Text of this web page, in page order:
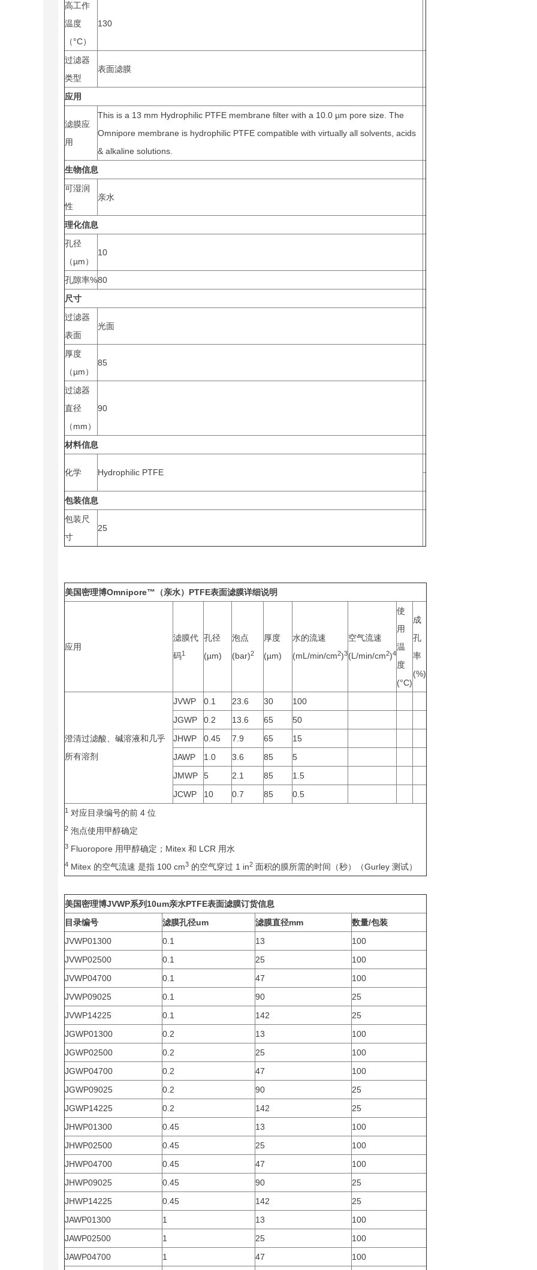
高工作
温度
（°C）
130
过滤器
类型
表面滤膜
应用
滤膜应
用
This is a 13 mm Hydrophilic PTFE membrane filter with a 10.0 µm pore size. The
Omnipore membrane is hydrophilic PTFE compatible with virtually all solvents, acids
& alkaline solutions.
生物信息
可湿润
性
亲水
理化信息
孔径
（µm）
10
孔隙率%80
尺寸
过滤器
表面
光面
厚度
（µm）
85
过滤器
直径
（mm）
90
材料信息
化学 Hydrophilic PTFE
包装信息
包装尺
寸
25
美国密理博Omnipore™（亲水）PTFE表面滤膜详细说明
应用
滤膜代
码1
孔径
(µm)
泡点
(bar)2
厚度
(µm)
水的流速
(mL/min/cm2)3
空气流速
(L/min/cm2)4
使
用
温
度
(°C)
成
孔
率
(%)
澄清过滤酸、碱溶液和几乎
所有溶剂
JVWP 0.1 23.6 30
100
JGWP
0.2 13.6 65
50
JHWP
0.45 7.9 65
15
JAWP
1.0 3.6 85
5
JMWP
5 2.1 85
1.5
JCWP
10 0.7 85 0.5
1 对应目录编号的前 4 位
2 泡点使用甲醇确定
3 Fluoropore 用甲醇确定；Mitex 和 LCR 用水
4 Mitex 的空气流速 是指 100 cm3 的空气穿过 1 in2 面积的膜所需的时间（秒）（Gurley 测试）
美国密理博JVWP系列10um亲水PTFE表面滤膜订货信息
目录编号
滤膜孔径um 滤膜直径mm
数量/包装
JVWP01300
0.1 13
100
JVWP02500
0.1 25
100
JVWP04700
0.1 47
100
JVWP09025
0.1 90
25
JVWP14225
0.1 142
25
JGWP01300
0.2 13
100
JGWP02500
0.2 25
100
JGWP04700
0.2 47
100
JGWP09025
0.2 90
25
JGWP14225
0.2 142
25
JHWP01300
0.45 13
100
JHWP02500
0.45 25
100
JHWP04700
0.45 47
100
JHWP09025
0.45 90
25
JHWP14225
0.45 142
25
JAWP01300
1 13
100
JAWP02500
1 25
100
JAWP04700
1 47 100